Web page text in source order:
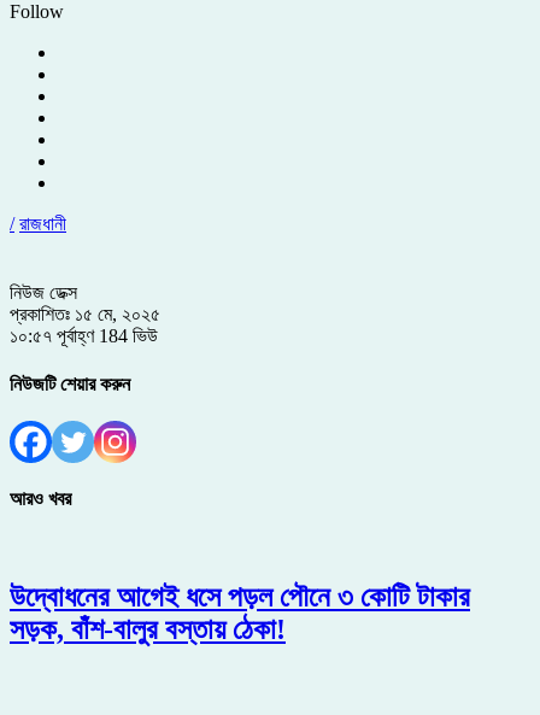
Follow
/ রাজধানী
নিউজ ডেক্স
প্রকাশিতঃ ১৫ মে, ২০২৫
১০:৫৭ পূর্বাহ্ণ 184 ভিউ
নিউজটি শেয়ার করুন
আরও খবর
উদ্বোধনের আগেই ধসে পড়ল পৌনে ৩ কোটি টাকার
সড়ক, বাঁশ-বালুর বস্তায় ঠেকা!